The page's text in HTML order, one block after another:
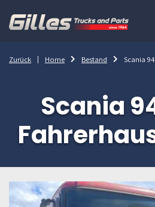
Zurück Home Bestand Scania
Scania